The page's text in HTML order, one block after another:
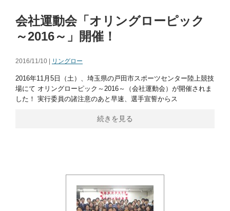
会社運動会「オリングローピック
～2016～」開催！
2016/11/10 | リングロー
2016年11月5日（土）、埼玉県の戸田市スポーツセンター陸上競技
場にて オリングローピック～2016～（会社運動会）が開催されま
した！ 実行委員の諸注意のあと早速、選手宣誓からス
続きを見る